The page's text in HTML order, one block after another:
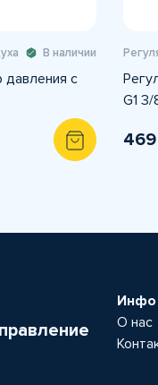
В наличии
давления с
G1 3/
Инфо
О нас